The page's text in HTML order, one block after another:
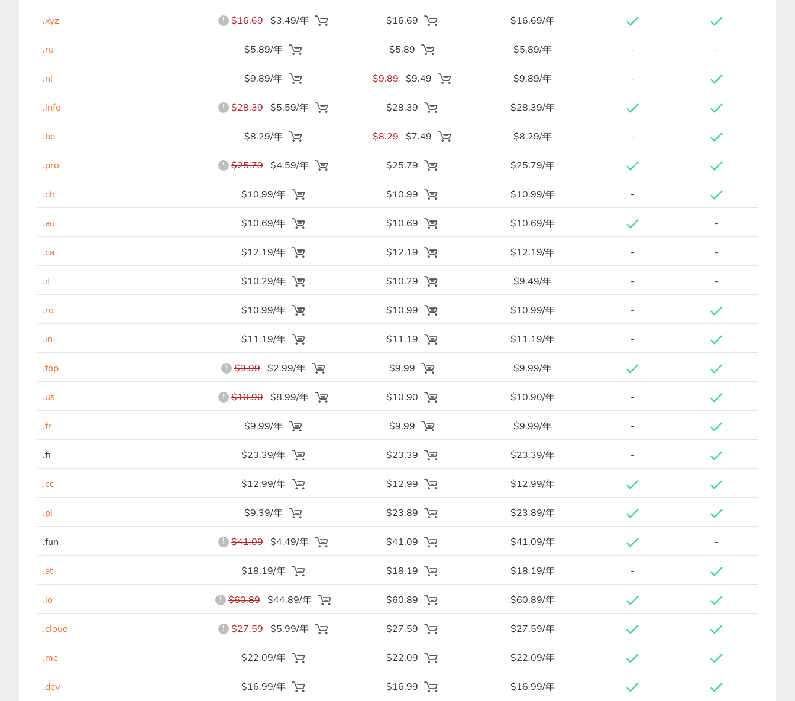
.xyz ! $16.69$3.49/年 $16.69 $16.69/年
.ru $5.89/年 $5.89 $5.89/年 - -
.nl $9.89/年 $9.89 $9.49 $9.89/年 -
.info ! $28.39$5.59/年 $28.39 $28.39/年
.be $8.29/年 $8.29 $7.49 $8.29/年 -
.pro ! $25.79$4.59/年 $25.79 $25.79/年
.ch $10.99/年 $10.99 $10.99/年 -
.au $10.69/年 $10.69 $10.69/年 -
.ca $12.19/年 $12.19 $12.19/年 - -
.it $10.29/年 $10.29 $9.49/年 - -
.ro $10.99/年 $10.99 $10.99/年 -
.in $11.19/年 $11.19 $11.19/年 -
.top ! $9.99$2.99/年 $9.99 $9.99/年
.us ! $10.90$8.99/年 $10.90 $10.90/年 -
.fr $9.99/年 $9.99 $9.99/年 -
.fi $23.39/年 $23.39 $23.39/年 -
.cc $12.99/年 $12.99 $12.99/年
.pl $9.39/年 $23.89 $23.89/年
.fun ! $41.09$4.49/年 $41.09 $41.09/年 -
.at $18.19/年 $18.19 $18.19/年 -
.io ! $60.89$44.89/年 $60.89 $60.89/年
.cloud ! $27.59$5.99/年 $27.59 $27.59/年
.me $22.09/年 $22.09 $22.09/年
.dev $16.99/年 $16.99 $16.99/年